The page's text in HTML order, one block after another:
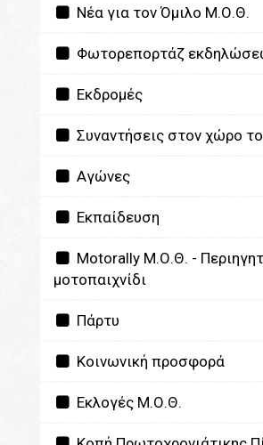
Νέα για τον Όμιλο Μ.Ο.Θ.
Φωτορεπορτάζ
Εκδρομές
Συναντήσεις στον χώρο
Αγώνες
Εκπαίδευση
Motorally Μ.Ο.Θ. -
μοτοπαιχνίδι
Πάρτυ
Κοινωνική προσφορά
Εκλογές Μ.Ο.Θ.